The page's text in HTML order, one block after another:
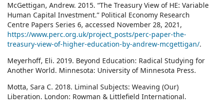
McGettigan, Andrew. 2015. “The Treasury View of HE: Variable
Human Capital Investment.” Political Economy Research
Centre Papers Series 6, accessed November 28, 2021,
https://www.perc.org.uk/project_posts/perc-paper-the-
treasury-view-of-higher-education-by-andrew-mcgettigan/.
Meyerhoff, Eli. 2019. Beyond Education: Radical Studying for
Another World. Minnesota: University of Minnesota Press.
Motta, Sara C. 2018. Liminal Subjects: Weaving (Our)
Liberation. London: Rowman & Littlefield International.